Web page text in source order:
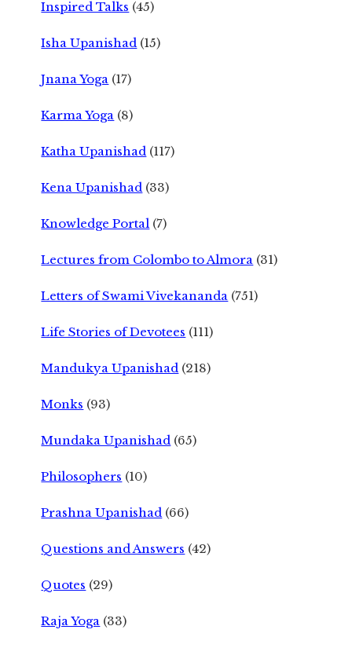
Inspired Talks (45)
Isha Upanishad (15)
Jnana Yoga (17)
Karma Yoga (8)
Katha Upanishad (117)
Kena Upanishad (33)
Knowledge Portal (7)
Lectures from Colombo to Almora (31)
Letters of Swami Vivekananda (751)
Life Stories of Devotees (111)
Mandukya Upanishad (218)
Monks (93)
Mundaka Upanishad (65)
Philosophers (10)
Prashna Upanishad (66)
Questions and Answers (42)
Quotes (29)
Raja Yoga (33)